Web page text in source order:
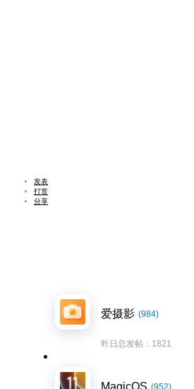
发表
打赏
分享
爱摄影 (984)
昨日总发帖：1821
MagicOS (952)